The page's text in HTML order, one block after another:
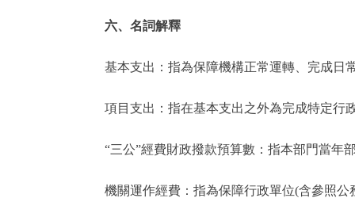
六、名詞解釋
基本支出：指為保障機構正常運轉、完成日
項目支出：指在基本支出之外為完成特定行
“三公”經費財政撥款預算數：指本部門當年部
機關運作經費：指為保障行政單位(含參照公